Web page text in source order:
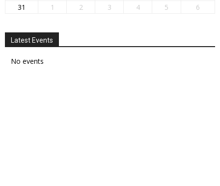
31
1 2 3 4 5 6
Latest Events
No events